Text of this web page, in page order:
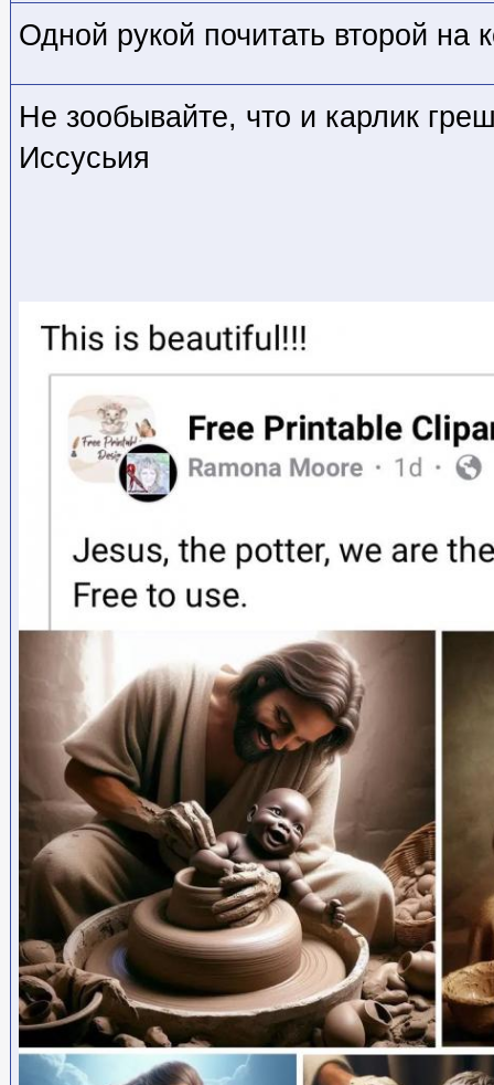
Одной рукой почитать второй на
Не зообывайте, что и карлик
Иссусьия